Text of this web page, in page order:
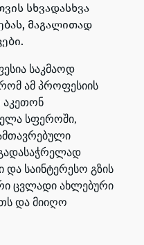
სხვადასხვა
მაგალითად
საკმაოდ
ამ პროფესიის
აკეთონ
სფეროში,
და საინტერესო გზის
ცვლადი ახლებური
და მიიღო